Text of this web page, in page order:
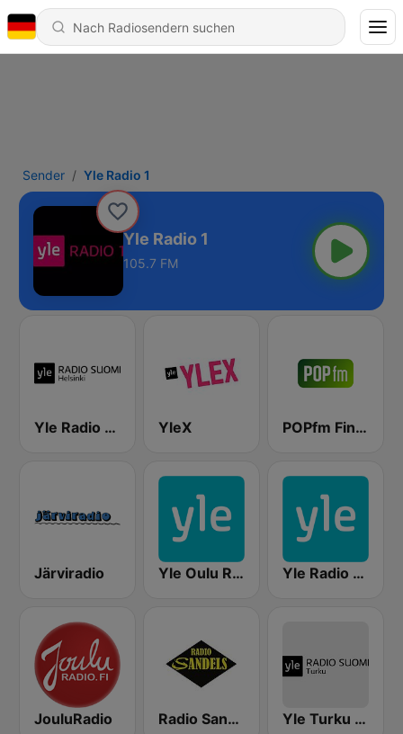
Sender Yle Radio 1
Yle Radio 1
105.7 FM
Yle Radio Suomi Helsinki YleX POPfm Finland
Järviradio Yle Oulu Radio Yle Radio Häme
JouluRadio Radio Sandels Yle Turku Radio Suomi